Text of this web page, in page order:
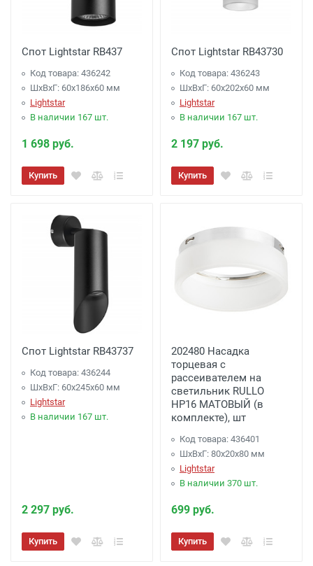
Спот Lightstar RB437
Код товара: 436242
ШхВхГ: 60x186x60 мм
Lightstar
В наличии 167 шт.
1 698 руб.
Купить
Спот Lightstar RB43730
Код товара: 436243
ШхВхГ: 60x202x60 мм
Lightstar
В наличии 167 шт.
2 197 руб.
Купить
Спот Lightstar RB43737
Код товара: 436244
ШхВхГ: 60x245x60 мм
Lightstar
В наличии 167 шт.
2 297 руб.
Купить
202480 Насадка
торцевая с
рассеивателем на
светильник RULLO
HP16 МАТОВЫЙ (в
комплекте), шт
Код товара: 436401
ШхВхГ: 80x20x80 мм
Lightstar
В наличии 370 шт.
699 руб.
Купить